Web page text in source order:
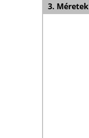
3. Méretek